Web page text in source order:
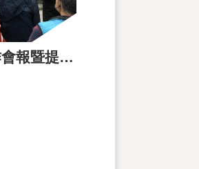
115年第一次里鄰工作會報暨提升里鄰災害應變能力教育訓練及踏勘